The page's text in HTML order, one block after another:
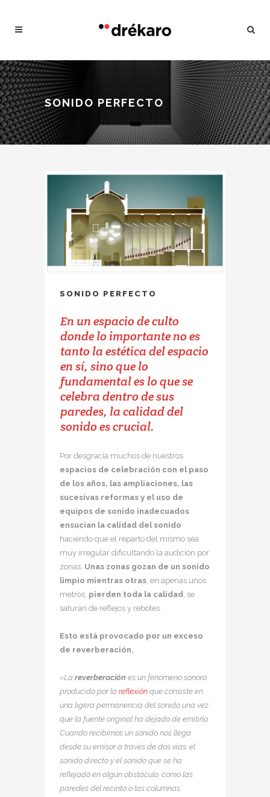
SONIDO PERFECTO
SONIDO PERFECTO
En un espacio de culto
donde lo importante no es
tanto la estética del espacio
en sí, sino que lo
fundamental es lo que se
celebra dentro de sus
paredes, la calidad del
sonido es crucial.
Por desgracia muchos de nuestros
espacios de celebración con el paso
de los años, las ampliaciones, las
sucesivas reformas y el uso de
equipos de sonido inadecuados
ensucian la calidad del sonido
haciendo que el reparto del mismo sea
muy irregular dificultando la audición por
zonas. Unas zonas gozan de un sonido
limpio mientras otras, en apenas unos
metros, pierden toda la calidad, se
saturan de reflejos y rebotes.
Esto está provocado por un exceso
de reverberación.
«La reverberación es un fenómeno sonoro
producido por la reflexión que consiste en
una ligera permanencia del sonido una vez
que la fuente original ha dejado de emitirlo.
Cuando recibimos un sonido nos llega
desde su emisor a través de dos vías: el
sonido directo y el sonido que se ha
reflejado en algún obstáculo, como las
paredes del recinto o las columnas.